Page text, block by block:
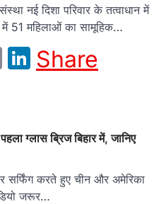
नई दिशा परिवार के तत्वाधान में
में 51 महिलाओं का सामूहिक…
EmailLinkedIn
Share
ग्लास ब्रिज बिहार में, जानिए
सर्फिंग करते हुए चीन और अमेरिका
जरूर…